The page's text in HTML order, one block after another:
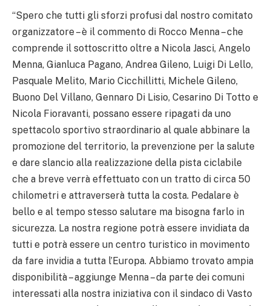
“Spero che tutti gli sforzi profusi dal nostro comitato
organizzatore – è il commento di Rocco Menna – che
comprende il sottoscritto oltre a Nicola Jasci, Angelo
Menna, Gianluca Pagano, Andrea Gileno, Luigi Di Lello,
Pasquale Melito, Mario Cicchillitti, Michele Gileno,
Buono Del Villano, Gennaro Di Lisio, Cesarino Di Totto e
Nicola Fioravanti, possano essere ripagati da uno
spettacolo sportivo straordinario al quale abbinare la
promozione del territorio, la prevenzione per la salute
e dare slancio alla realizzazione della pista ciclabile
che a breve verrà effettuato con un tratto di circa 50
chilometri e attraverserà tutta la costa. Pedalare è
bello e al tempo stesso salutare ma bisogna farlo in
sicurezza. La nostra regione potrà essere invidiata da
tutti e potrà essere un centro turistico in movimento
da fare invidia a tutta l’Europa. Abbiamo trovato ampia
disponibilità – aggiunge Menna – da parte dei comuni
interessati alla nostra iniziativa con il sindaco di Vasto